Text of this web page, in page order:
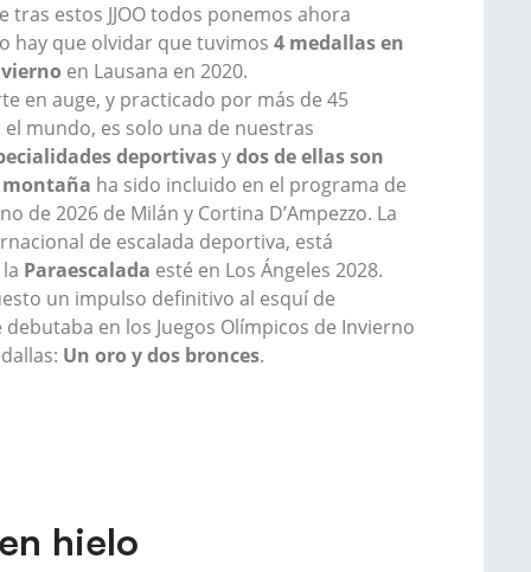
tras estos JJOO todos ponemos ahora
hay que olvidar que tuvimos 4 medallas en
en Lausana en 2020.
en auge, y practicado por más de 45
mundo, es solo una de nuestras
deportivasydos de ellas son
montaña ha sido incluido en el programa de
de 2026 de Milán y Cortina D’Ampezzo. La
de escalada deportiva, está
Paraescalada esté en Los Ángeles 2028.
un impulso definitivo al esquí de
en los Juegos Olímpicos de Invierno
Un oro y dos bronces.
hielo